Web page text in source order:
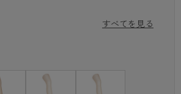
すべてを見る